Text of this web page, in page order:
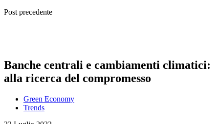
Post precedente
Banche centrali e cambiamenti climatici:
alla ricerca del compromesso
Green Economy
Trends